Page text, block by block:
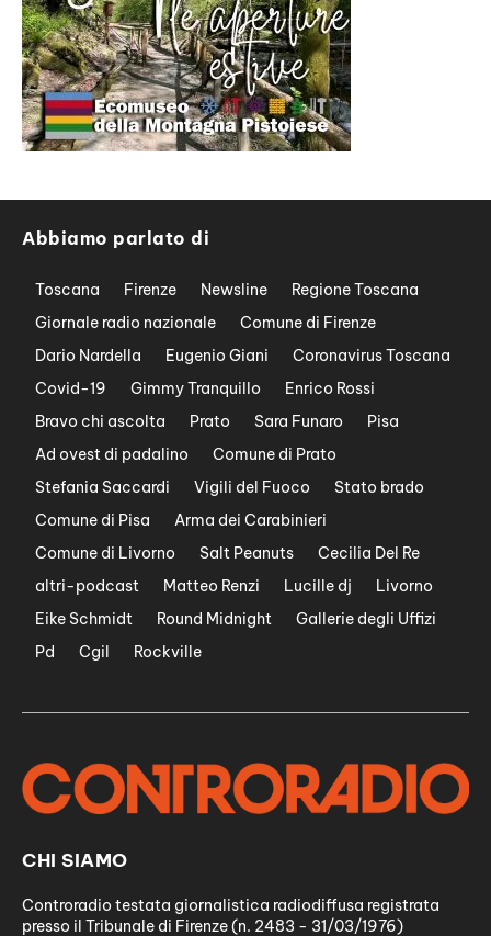
Abbiamo parlato di
Toscana Firenze Newsline
Regione Toscana
Giornale radio nazionale
Comune di Firenze
Dario Nardella
Eugenio Giani
Coronavirus Toscana
Covid-19
Gimmy Tranquillo
Enrico Rossi
Bravo chi ascolta
Prato Sara Funaro
Pisa
Ad ovest di padalino
Comune di Prato
Stefania Saccardi
Vigili del Fuoco
Stato brado
Comune di Pisa
Arma dei Carabinieri
Comune di Livorno
Salt Peanuts
Cecilia Del Re
altri-podcast
Matteo Renzi Lucille dj
Livorno
Eike Schmidt
Round Midnight
Gallerie degli Uffizi
Pd
Cgil Rockville
CHI SIAMO
Controradio testata giornalistica radiodiffusa registrata
presso il Tribunale di Firenze (n. 2483 - 31/03/1976)